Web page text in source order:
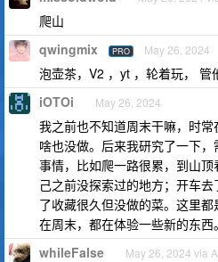
爬山
qwingmix PRO May 26, 2024
泡壶茶，V2 ，yt ，轮着玩， 管
iOTOi May 26, 2024
我之前也不知道周末干嘛，时
啥也没做。后来我研究了一下
事情，比如爬一路很累，到山
己之前没探索过的地方；开车
了收藏很久但没做的菜。这里
在周末，都在体验一些新的东西。
whileFalse May 26, 2024 via